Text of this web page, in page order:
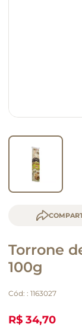
Torrone
100g
Cód: : 1163027
R$ 34,70